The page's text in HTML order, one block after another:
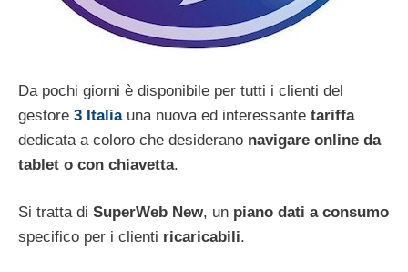
Da pochi giorni è disponibile per tutti i clienti del
gestore 3 Italiauna nuova ed interessante tariffa
dedicata a coloro che desiderano navigare online da
tablet o con chiavetta.
Si tratta di SuperWeb New, un piano dati a consumo
specifico per i clienti ricaricabili.